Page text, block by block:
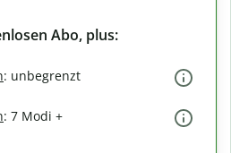
Abo, plus:
: unbegrenzt
: 7 Modi +